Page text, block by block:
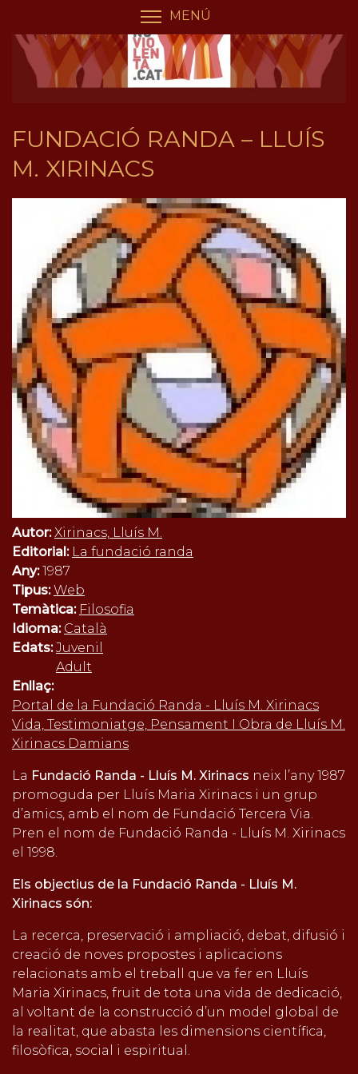
contingut
MENÚ
FUNDACIÓ RANDA – LLUÍS
M. XIRINACS
Autor:Xirinacs, Lluís M.
Editorial: La fundació randa
Any:1987
Tipus:Web
Temàtica: Filosofia
Idioma: Català
Edats:Juvenil
Adult
Enllaç:
Portal de la Fundació Randa - Lluís M. Xirinacs
Vida, Testimoniatge, Pensament I Obra de Lluís M.
Xirinacs Damians
La Fundació Randa - Lluís M. Xirinacs neix l’any 1987
promoguda per Lluís Maria Xirinacs i un grup
d’amics, amb el nom de Fundació Tercera Via.
Pren el nom de Fundació Randa - Lluís M. Xirinacs
el 1998.
Els objectius de la Fundació Randa - Lluís M.
Xirinacs són:
La recerca, preservació i ampliació, debat, difusió i
creació de noves propostes i aplicacions
relacionats amb el treball que va fer en Lluís
Maria Xirinacs, fruit de tota una vida de dedicació,
al voltant de la construcció d’un model global de
la realitat, que abasta les dimensions científica,
filosòfica, social i espiritual.
Panell de gestió de galetes